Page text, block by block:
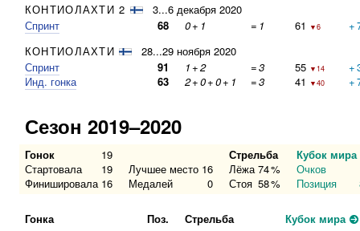
КОНТИОЛАХТИ 2
3...6 декабря 2020
Спринт
68 0+ 1 = 1 61 ▼6 +
КОНТИОЛАХТИ
28...29 ноября 2020
Спринт
91 1+2 =3 55 ▼14 +
Инд. гонка
63 2+0+0+ 1 =3 41 ▼40 +
Сезон 2019–2020
Гонок 19 Стрельба
Кубок мира
Стартовала
19 Лучшее место 16 Лёжа 74%
Очков
Финишировала 16 Медалей 0 Стоя 58% Позиция
Гонка Поз. Стрельба
Кубок мира